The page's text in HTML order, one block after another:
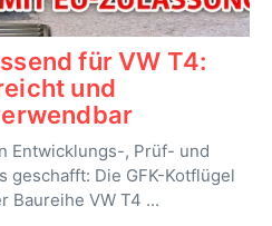
für VW T4:
und
Entwicklungs-, Prüf- und
geschafft: Die GFK-Kotflügel
Baureihe VW T4 ...